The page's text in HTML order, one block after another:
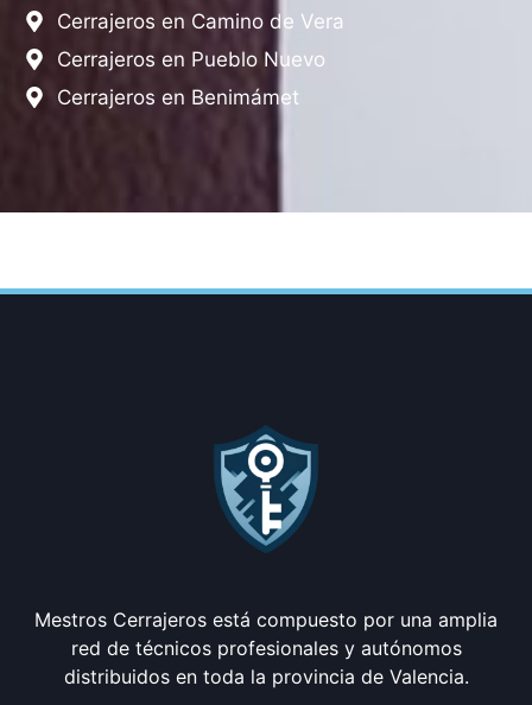
Cerrajeros en Camino de Vera
Cerrajeros en Pueblo Nuevo
Cerrajeros en Benimámet
Mestros Cerrajeros está compuesto por una amplia
red de técnicos profesionales y autónomos
distribuidos en toda la provincia de Valencia.